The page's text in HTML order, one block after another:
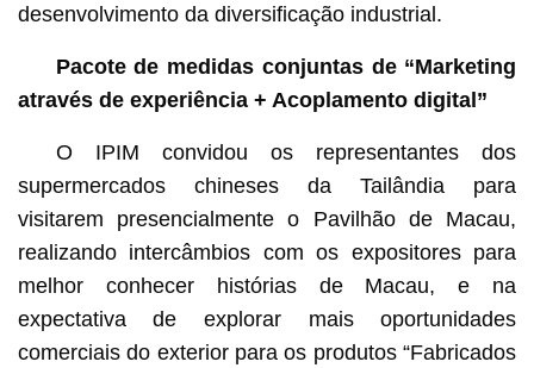
desenvolvimento da diversificação industrial.
Pacote de medidas conjuntas de “Marketing
através de experiência + Acoplamento digital”
O IPIM convidou os representantes dos
supermercados chineses da Tailândia para
visitarem presencialmente o Pavilhão de Macau,
realizando intercâmbios com os expositores para
melhor conhecer histórias de Macau, e na
expectativa de explorar mais oportunidades
comerciais do exterior para os produtos “Fabricados